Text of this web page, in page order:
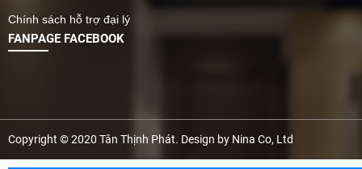
Chính sách hỗ trợ đại lý
FANPAGE FACEBOOK
Copyright © 2020 Tân Thịnh Phát. Design by Nina Co, Ltd